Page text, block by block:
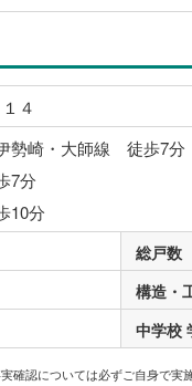
４
勢崎・大師線 徒歩7分
7分
10分
総戸数
構造・
中学校
認については必ずご自身で実